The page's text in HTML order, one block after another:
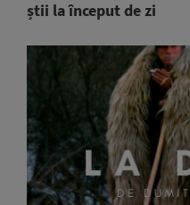
știi la început de zi